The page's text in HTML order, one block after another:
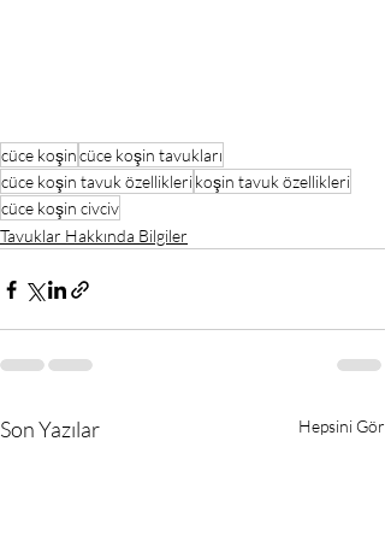
cüce koşincüce koşin tavukları
cüce koşin tavuk özelliklerikoşin tavuk özellikleri
cüce koşin civciv
Tavuklar Hakkında Bilgiler
Son Yazılar Hepsini Gör